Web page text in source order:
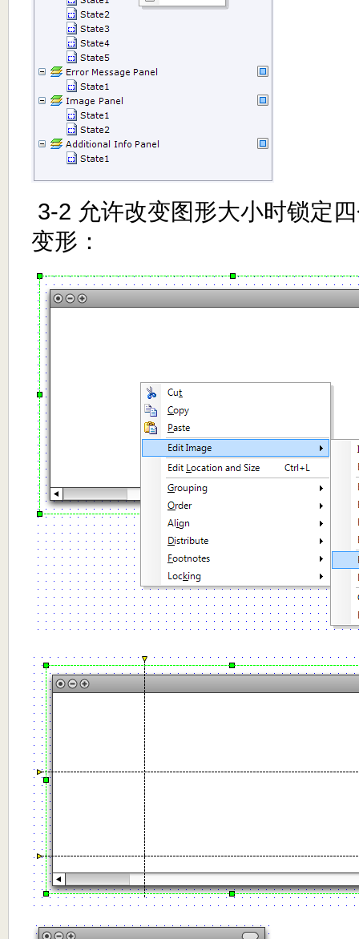
3-2 允许改变图形大小时锁定
变形：